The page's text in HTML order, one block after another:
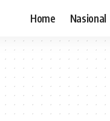
Home Nasional